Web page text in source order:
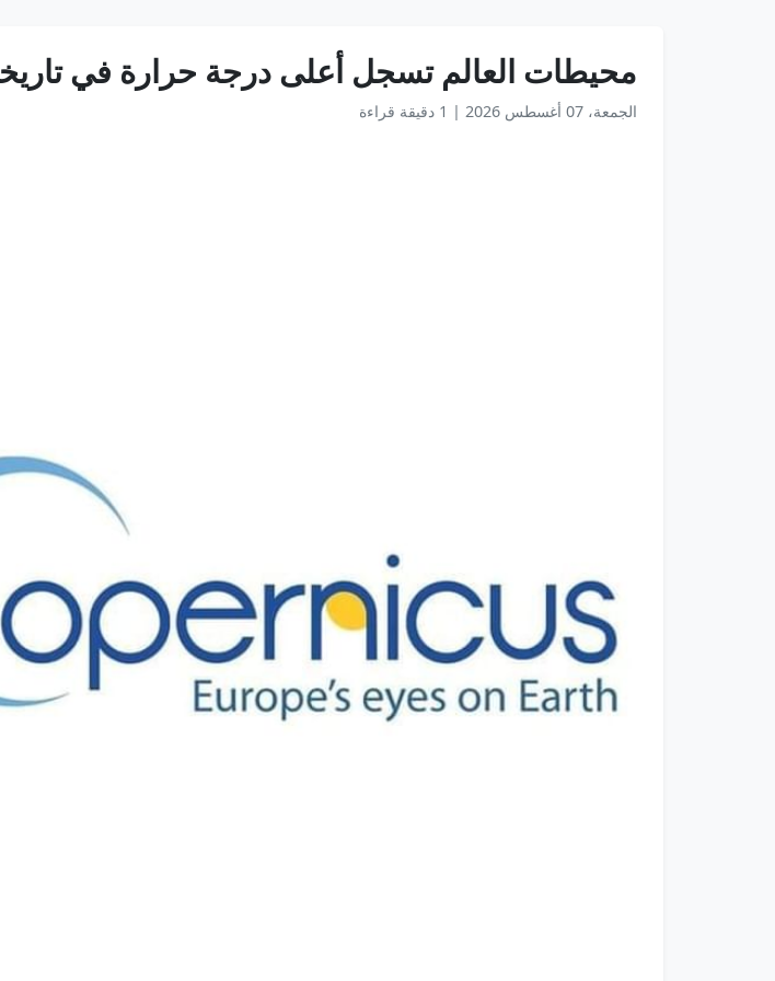
محيطات العالم تسجل أعلى درجة حرارة في
الجمعة، 07 أغسطس 2026 | 1 دقيقة قراءة